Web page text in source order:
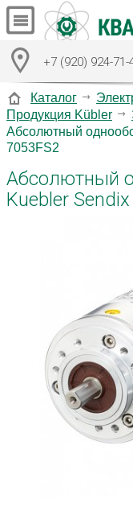
+7 (920) 924-71-
Каталог
Продукция Kübler
Абсолютный
7053FS2
Абсолютный
Kuebler